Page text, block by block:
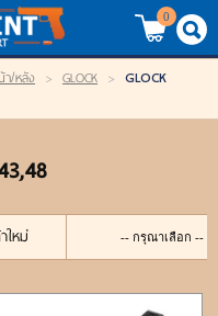
/EN 0
/หลัง > GLOCK > GLOCK
ใหม่